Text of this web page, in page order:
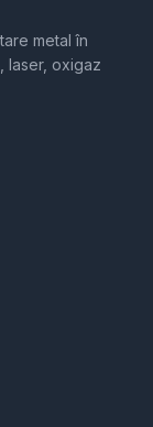
metal în
laser, oxigaz